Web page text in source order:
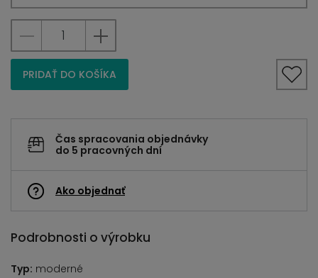
PRIDAŤ DO KOŠÍKA
Čas spracovania objednávky
do 5 pracovných dní
Ako objednať
Podrobnosti o výrobku
Typ: moderné